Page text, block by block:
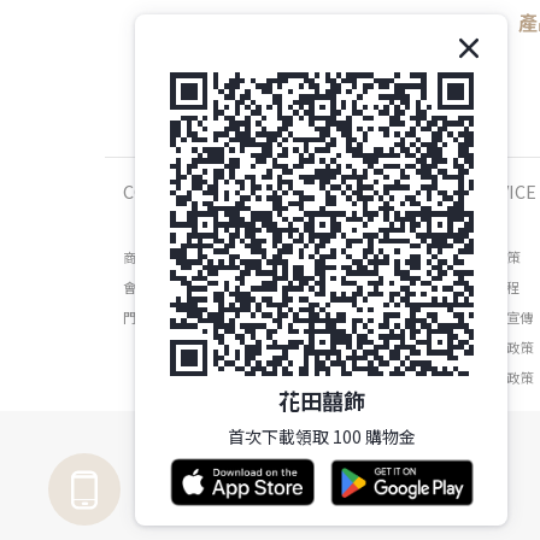
產
COMPANY
商店介紹
會員權益
門市資訊
SERVICE
運送政策
維修流程
防詐騙宣傳
退換貨政策
隱私權政策
花田囍飾
首次下載領取 100 購物金